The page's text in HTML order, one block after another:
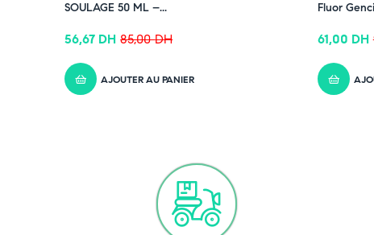
SOULAGE 50 ML –...
85,00DH
56,67 DH
AJOUTER AU PANIER
Fluor
61,00 DH